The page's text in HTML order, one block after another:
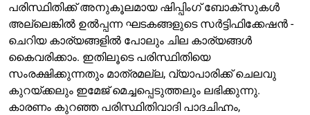
പരിസ്ഥിതിക്ക് അനുകൂലമായ ഷിപ്പിംഗ് ബോക്സുകൾ
അല്ലെങ്കിൽ ഉൽപ്പന്ന ഘടകങ്ങളുടെ സർട്ടിഫിക്കേഷൻ -
ചെറിയ കാര്യങ്ങളിൽ പോലും ചില കാര്യങ്ങൾ
കൈവരിക്കാം. ഇതിലൂടെ പരിസ്ഥിതിയെ
സംരക്ഷിക്കുന്നതും മാത്രമല്ല, വ്യാപാരിക്ക് ചെലവു
കുറയ്ക്കലും ഇമേജ് മെച്ചപ്പെടുത്തലും ലഭിക്കുന്നു.
കാരണം കുറഞ്ഞ പരിസ്ഥിതിവാദി പാദചിഹ്നം,